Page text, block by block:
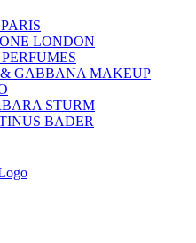
LONDON
GABBANA MAKEUP
STURM
BADER